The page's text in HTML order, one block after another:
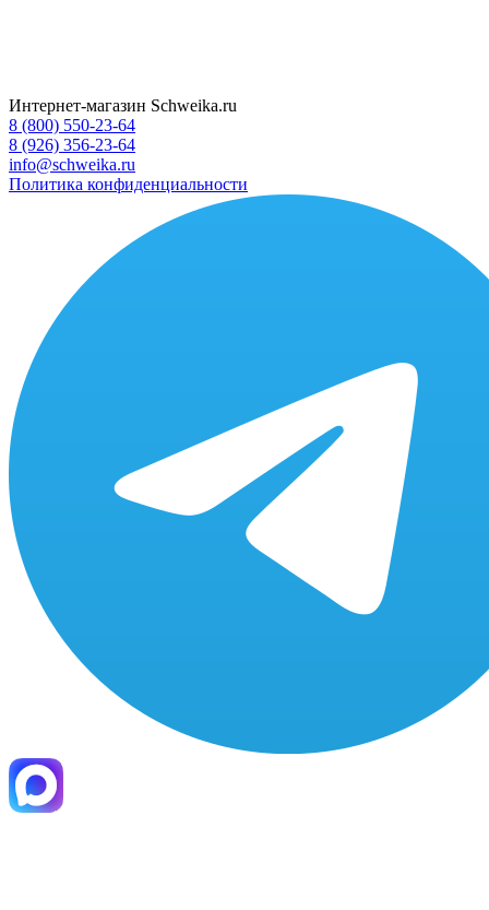
Интернет-магазин Schweika.ru
8 (800) 550-23-64
8 (926) 356-23-64
info@schweika.ru
Политика конфиденциальности